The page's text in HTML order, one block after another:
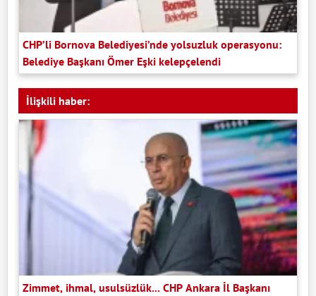
CHP’li Bornova Belediyesi’nde yolsuzluk operasyonu:
Belediye Başkanı Ömer Eşki kelepçelendi
İlişkili haber:
Zimmet, ihmal, usulsüzlük... CHP Ankara İl Başkanı